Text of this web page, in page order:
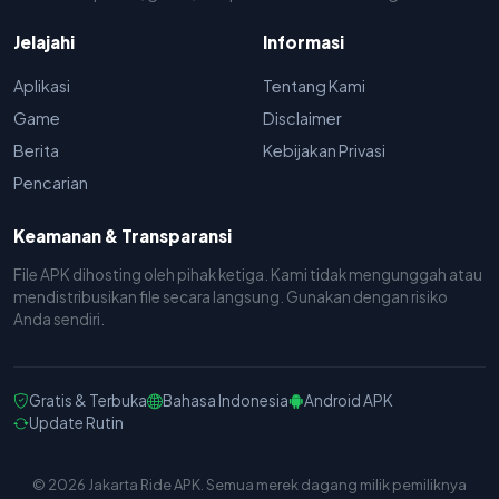
Jelajahi
Aplikasi
Game
Berita
Pencarian
Informasi
Tentang Kami
Disclaimer
Kebijakan Privasi
Keamanan & Transparansi
File APK dihosting oleh pihak ketiga. Kami tidak mengunggah atau
mendistribusikan file secara langsung. Gunakan dengan risiko
Anda sendiri.
Gratis & Terbuka Bahasa Indonesia
Android APK
Update Rutin
© 2026 Jakarta Ride APK. Semua merek dagang milik pemiliknya